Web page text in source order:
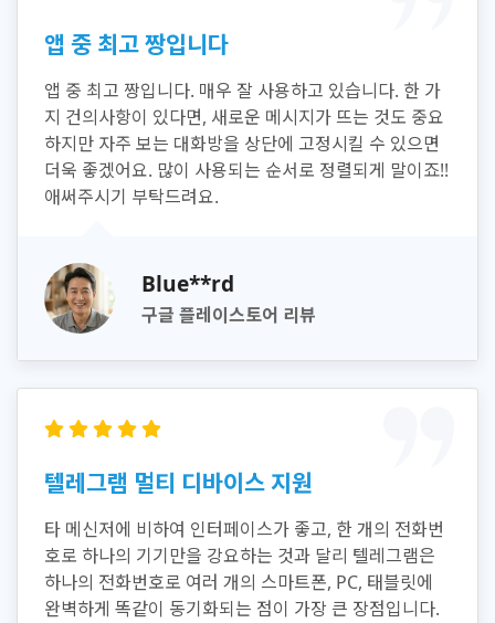
앱 중 최고 짱입니다
앱 중 최고 짱입니다. 매우 잘 사용하고 있습니다. 한 가
지 건의사항이 있다면, 새로운 메시지가 뜨는 것도 중요
하지만 자주 보는 대화방을 상단에 고정시킬 수 있으면
더욱 좋겠어요. 많이 사용되는 순서로 정렬되게 말이죠!!
애써주시기 부탁드려요.
Blue**rd
구글 플레이스토어 리뷰
텔레그램 멀티 디바이스 지원
타 메신저에 비하여 인터페이스가 좋고, 한 개의 전화번
호로 하나의 기기만을 강요하는 것과 달리 텔레그램은
하나의 전화번호로 여러 개의 스마트폰, PC, 태블릿에
완벽하게 똑같이 동기화되는 점이 가장 큰 장점입니다.